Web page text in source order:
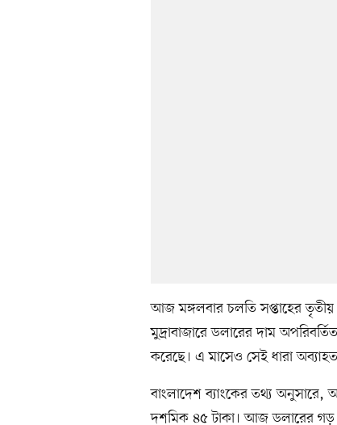
আজ মঙ্গলবার চলতি সপ্তাহের
মুদ্রাবাজারে ডলারের দাম
করেছে। এ মাসেও সেই ধারা
বাংলাদেশ ব্যাংকের তথ্য অনুসারে,
দশমিক ৪৫ টাকা। আজ ডলারের গড়